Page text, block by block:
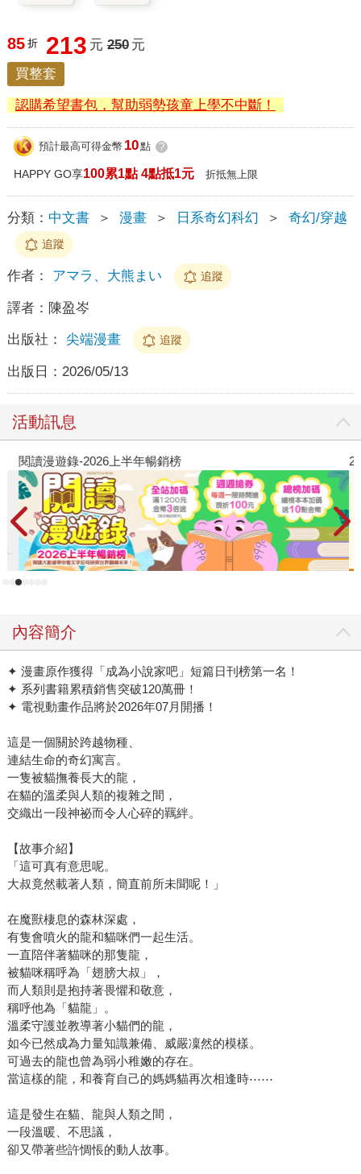
85 折 213 元 250 元
買整套
認購希望書包，幫助弱勢孩童上學不中斷！
預計最高可得金幣 10點 ?
HAPPY GO享100累1點 4點抵1元 折抵無上限
分類： 中文書 ＞ 漫畫 ＞ 日系奇幻科幻 ＞ 奇幻/穿越
追蹤
作者： アマラ、大熊まい 追蹤
譯者： 陳盈岑
出版社： 尖端漫畫 追蹤
出版日： 2026/05/13
活動訊息
閱讀漫遊錄-2026上半年暢銷榜
內容簡介
✦ 漫畫原作獲得「成為小說家吧」短篇日刊榜第一名！
✦ 系列書籍累積銷售突破120萬冊！
✦ 電視動畫作品將於2026年07月開播！
這是一個關於跨越物種、
連結生命的奇幻寓言。
一隻被貓撫養長大的龍，
在貓的溫柔與人類的複雜之間，
交織出一段神祕而令人心碎的羈絆。
【故事介紹】
「這可真有意思呢。
大叔竟然載著人類，簡直前所未聞呢！」
在魔獸棲息的森林深處，
有隻會噴火的龍和貓咪們一起生活。
一直陪伴著貓咪的那隻龍，
被貓咪稱呼為「翅膀大叔」，
而人類則是抱持著畏懼和敬意，
稱呼他為「貓龍」。
溫柔守護並教導著小貓們的龍，
如今已然成為力量知識兼備、威嚴凜然的模樣。
可過去的龍也曾為弱小稚嫩的存在。
當這樣的龍，和養育自己的媽媽貓再次相逢時⋯⋯
這是發生在貓、龍與人類之間，
一段溫暖、不思議，
卻又帶著些許惆悵的動人故事。